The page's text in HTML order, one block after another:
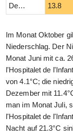
Dezember 13.8
Im Monat Oktober
Niederschlag. Der
Monat Juni mit ca.
l'Hospitalet de
von 4.1°C; die
Dezember mit
man im Monat Juli,
l'Hospitalet de
Nacht auf 21.3°C